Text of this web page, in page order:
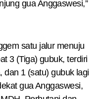
gua Anggaswesi,”
satu jalur menuju
3 (Tiga) gubuk, terdiri
dan 1 (satu) gubuk lagi
gua Anggaswesi,